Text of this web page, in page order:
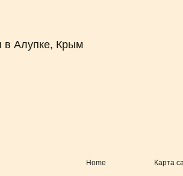
в Алупке, Крым
Home Карта